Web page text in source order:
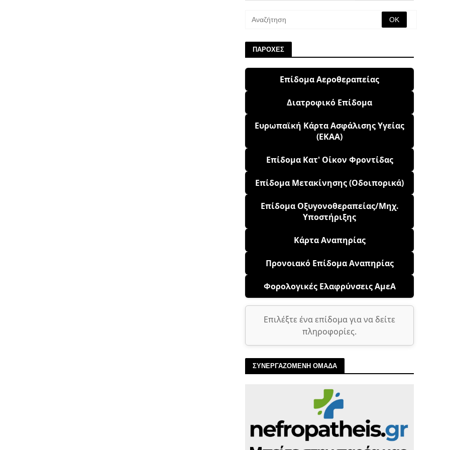
ΠΑΡΟΧΕΣ
Επίδομα Αεροθεραπείας
Διατροφικό Επίδομα
Ευρωπαϊκή Κάρτα Ασφάλισης Υγείας
(ΕΚΑΑ)
Επίδομα Κατ' Οίκον Φροντίδας
Επίδομα Μετακίνησης (Οδοιπορικά)
Επίδομα Οξυγονοθεραπείας/Μηχ.
Υποστήριξης
Κάρτα Αναπηρίας
Προνοιακό Επίδομα Αναπηρίας
Φορολογικές Ελαφρύνσεις ΑμεΑ
Επιλέξτε ένα επίδομα για να δείτε
πληροφορίες.
ΣΥΝΕΡΓΑΖΟΜΕΝΗ ΟΜΑΔΑ